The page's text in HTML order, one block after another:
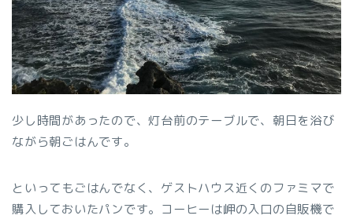
少し時間があったので、灯台前のテーブルで、朝日を浴び
ながら朝ごはんです。
といってもごはんでなく、ゲストハウス近くのファミマで
購入しておいたパンです。コーヒーは岬の入口の自販機で